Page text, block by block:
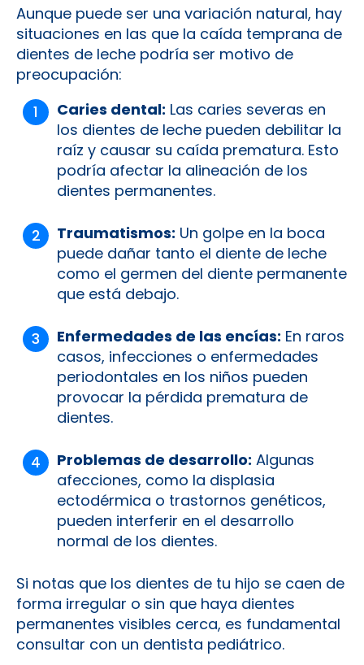
Aunque puede ser una variación natural, hay
situaciones en las que la caída temprana de
dientes de leche podría ser motivo de
preocupación:
Caries dental: Las caries severas en
los dientes de leche pueden debilitar la
raíz y causar su caída prematura. Esto
podría afectar la alineación de los
dientes permanentes.
Traumatismos: Un golpe en la boca
puede dañar tanto el diente de leche
como el germen del diente permanente
que está debajo.
Enfermedades de las encías: En raros
casos, infecciones o enfermedades
periodontales en los niños pueden
provocar la pérdida prematura de
dientes.
Problemas de desarrollo: Algunas
afecciones, como la displasia
ectodérmica o trastornos genéticos,
pueden interferir en el desarrollo
normal de los dientes.
Si notas que los dientes de tu hijo se caen de
forma irregular o sin que haya dientes
permanentes visibles cerca, es fundamental
consultar con un dentista pediátrico.